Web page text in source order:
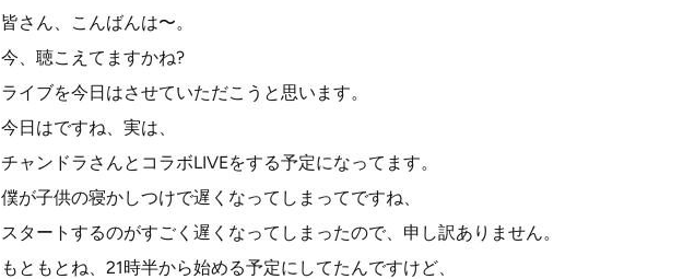
皆さん、こんばんは〜。
今、聴こえてますかね?
ライブを今日はさせていただこうと思います。
今日はですね、実は、
チャンドラさんとコラボLIVEをする予定になってます。
僕が子供の寝かしつけで遅くなってしまってですね、
スタートするのがすごく遅くなってしまったので、申し訳ありません。
もともとね、21時半から始める予定にしてたんですけど、